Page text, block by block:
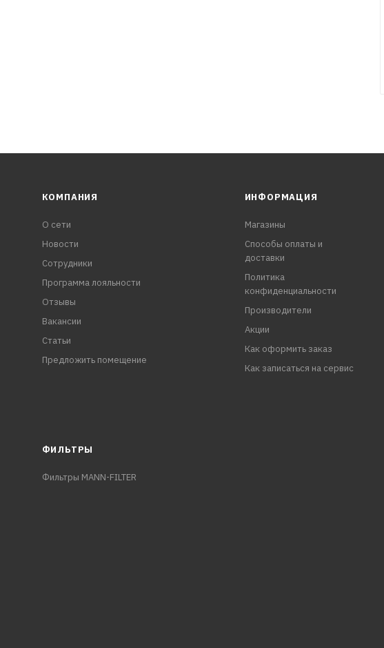
КОМПАНИЯ
О сети
Новости
Сотрудники
Программа лояльности
Отзывы
Вакансии
Статьи
Предложить помещение
ИНФОРМАЦИЯ
Магазины
Способы оплаты и
доставки
Политика
конфиденциальности
Производители
Акции
Как оформить заказ
Как записаться на сервис
ФИЛЬТРЫ
Фильтры MANN-FILTER